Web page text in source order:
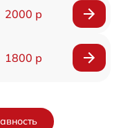
2000 р
1800 р